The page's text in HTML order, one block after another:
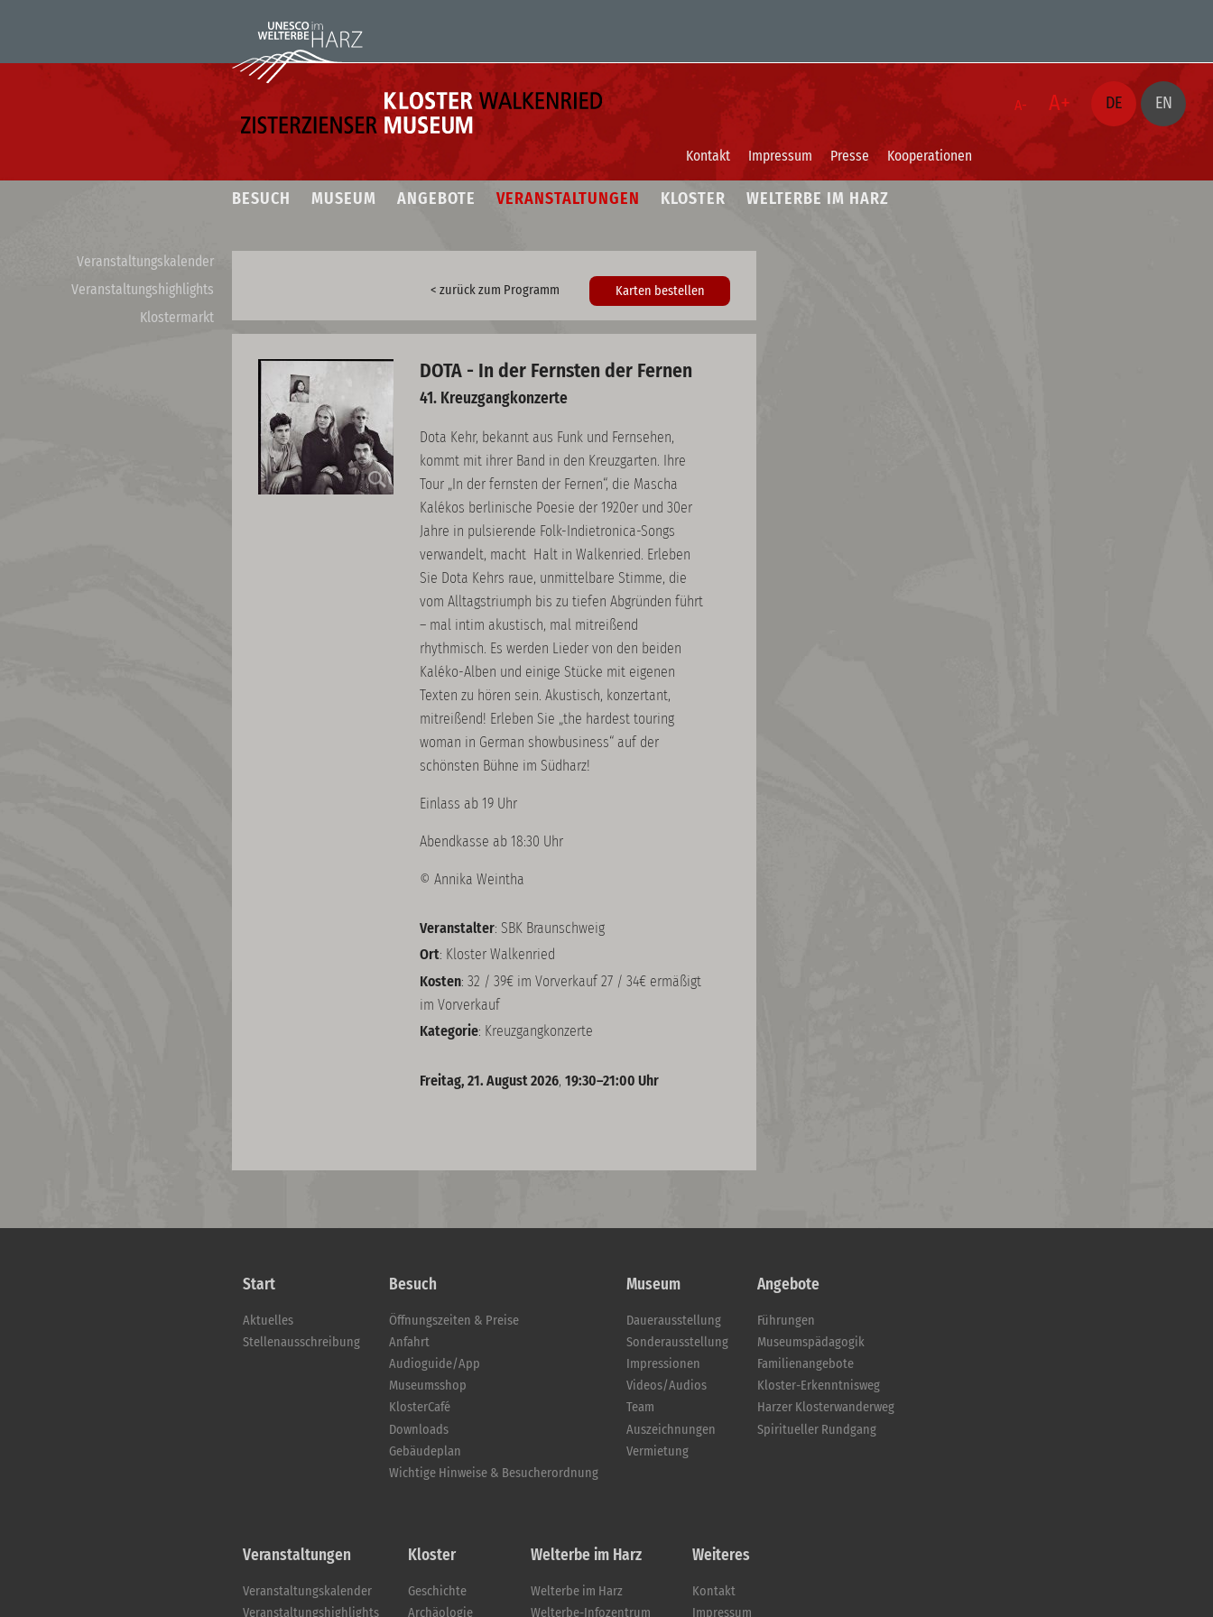
Kooperationen
Presse
Impressum
Kontakt
BESUCH MUSEUM ANGEBOTE VERANSTALTUNGEN KLOSTER WELTERBE IM HARZ
Veranstaltungskalender
Veranstaltungshighlights
Klostermarkt
< zurück zum Programm Karten bestellen
DOTA - In der Fernsten der Fernen
41. Kreuzgangkonzerte
Dota Kehr, bekannt aus Funk und Fernsehen,
kommt mit ihrer Band in den Kreuzgarten. Ihre
Tour „In der fernsten der Fernen“, die Mascha
Kalékos berlinische Poesie der 1920er und 30er
Jahre in pulsierende Folk-Indietronica-Songs
verwandelt, macht Halt in Walkenried. Erleben
Sie Dota Kehrs raue, unmittelbare Stimme, die
vom Alltagstriumph bis zu tiefen Abgründen führt
– mal intim akustisch, mal mitreißend
rhythmisch. Es werden Lieder von den beiden
Kaléko-Alben und einige Stücke mit eigenen
Texten zu hören sein. Akustisch, konzertant,
mitreißend! Erleben Sie „the hardest touring
woman in German showbusiness“ auf der
schönsten Bühne im Südharz!
Einlass ab 19 Uhr
Abendkasse ab 18:30 Uhr
© Annika Weintha
Veranstalter: SBK Braunschweig
Ort: Kloster Walkenried
Kosten: 32 / 39€ im Vorverkauf 27 / 34€ ermäßigt
im Vorverkauf
Kategorie: Kreuzgangkonzerte
Freitag, 21. August 2026, 19:30–21:00 Uhr
Start
Aktuelles
Stellenausschreibung
Besuch
Öffnungszeiten & Preise
Anfahrt
Audioguide/App
Museumsshop
KlosterCafé
Downloads
Gebäudeplan
Wichtige Hinweise & Besucherordnung
Museum
Dauerausstellung
Sonderausstellung
Impressionen
Videos/Audios
Team
Auszeichnungen
Vermietung
Angebote
Führungen
Museumspädagogik
Familienangebote
Kloster-Erkenntnisweg
Harzer Klosterwanderweg
Spiritueller Rundgang
Veranstaltungen
Veranstaltungskalender
Veranstaltungshighlights
Kloster
Geschichte
Archäologie
Welterbe im Harz
Welterbe im Harz
Welterbe-Infozentrum
Weiteres
Kontakt
Impressum
A- A+ DE EN